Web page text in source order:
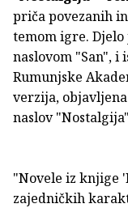
priča povezanih
temom igre.
naslovom "San", i
Rumunjske
verzija,
naslov
"Novele iz knjige
zajedničkih